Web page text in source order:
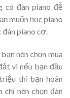
có đàn piano đễ
muốn học piano
đàn piano cơ.
nên chọn mua
vì nếu bạn đầu
thì bạn hoàn
nên chọn đàn